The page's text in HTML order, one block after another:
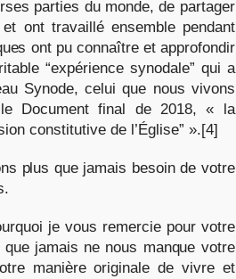
parties du monde, de partager
ont travaillé ensemble pendant
ont pu connaître et approfondir
“expérience synodale” qui a
Synode, celui que nous vivons
Document final de 2018, « la
constitutive de l’Église” ».[4]
plus que jamais besoin de votre
je vous remercie pour votre
jamais ne nous manque votre
manière originale de vivre et